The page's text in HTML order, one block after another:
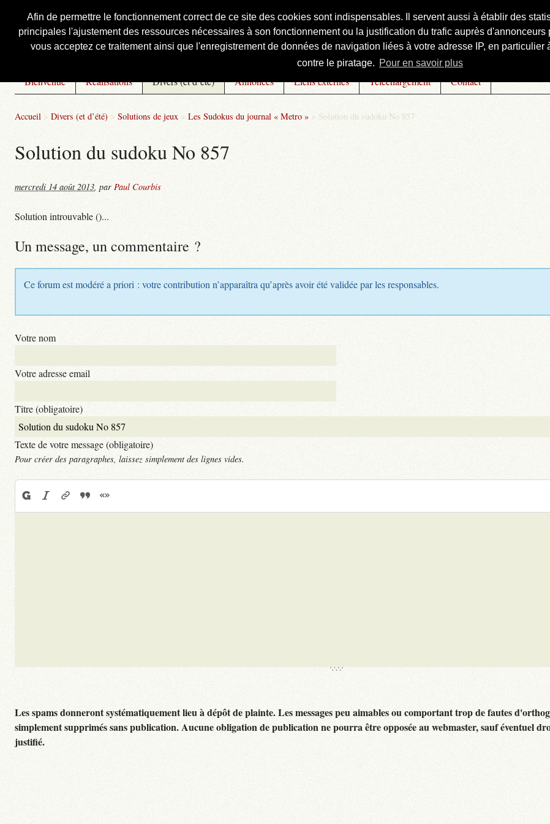
Afin de permettre le fonctionnement correct de ce site des cookies sont indispensables. Il servent aussi à établir des
principales l'ajustement des ressources nécessaires à son fonctionnement ou la justification du trafic auprès
vous acceptez ce traitement ainsi que l'enregistrement de données de navigation liées à votre adresse IP, en
contre le piratage. Pour en savoir plus
Courbis, « LE » Blog Officiel
Bienvenue Réalisations Divers (et d’été) Annonces Liens externes Téléchargement Contact
Accueil > Divers (et d’été) > Solutions de jeux > Les Sudokus du journal « Metro » > Solution du sudoku No 857
Solution du sudoku No 857
mercredi 14 août 2013, par Paul Courbis
Solution introuvable ()...
Un message, un commentaire ?
Ce forum est modéré a priori : votre contribution n’apparaîtra qu’après avoir été validée par les responsables.
Votre nom
Votre adresse email
Titre (obligatoire)
Texte de votre message (obligatoire)
Pour créer des paragraphes, laissez simplement des lignes vides.
Les spams donneront systématiquement lieu à dépôt de plainte. Les messages peu aimables ou comportant trop de fautes
simplement supprimés sans publication. Aucune obligation de publication ne pourra être opposée au webmaster, sauf éventuel
justifié.